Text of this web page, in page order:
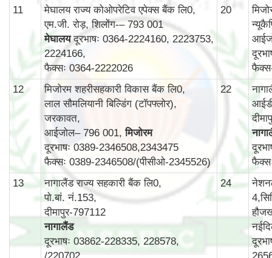
11
मेघालय राज्य कोओपरेटिव एपेक्स बैंक लि0,
एम.जी. रोड़, शिलोंग-– 793 001
मेघालयदूरभाषः 0364-2224160, 2223753,
2224166,
फैक्सः 0364-2222026
20
12
मिजोरम शहरीसहकारी विकास बैंक लि0,
लाल सौमलियानी बिल्डिंग (टॉपफ्लोर),
जरकावत,
आईजोल– 796 001,मिजोरम
दूरभाषः 0389-2346508,2343475
फैक्सः 0389-2346508/(पीसीओ-2345526)
22
13
नागालैंड राज्य सहकारी बैंक लि0,
पो.बां. नं.153,
दीमापुर-797112
नागालैंड
दूरभाषः 03862-228335, 228578,
/220702
24